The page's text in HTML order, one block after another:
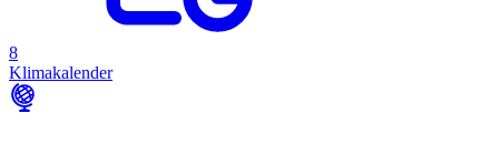
8
Klimakalender